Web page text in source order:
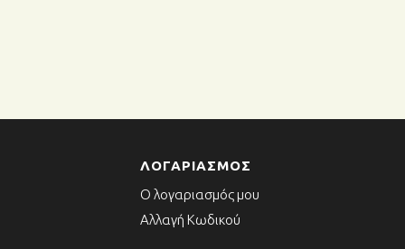
ΛΟΓΑΡΙΑΣΜΌΣ
Ο λογαριασμός μου
Αλλαγή Κωδικού